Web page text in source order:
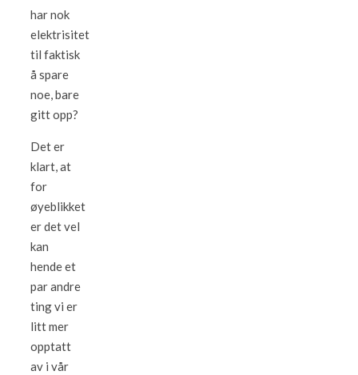
har nok
elektrisitet
til faktisk
å spare
noe, bare
gitt opp?
Det er
klart, at
for
øyeblikket
er det vel
kan
hende et
par andre
ting vi er
litt mer
opptatt
av i vår